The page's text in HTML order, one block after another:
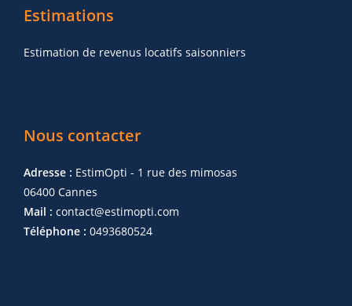
Estimations
Estimation de revenus locatifs saisonniers
Nous contacter
Adresse : EstimOpti - 1 rue des mimosas
06400 Cannes
Mail : contact@estimopti.com
Téléphone : 0493680524